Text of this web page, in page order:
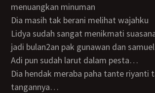
menuangkan minuman
Dia masih tak berani melihat wajahku
Lidya sudah sangat menikmati suasana payudaranya
jadi bulan2an pak gunawan dan samuel
Adi pun sudah larut dalam pesta…
Dia hendak meraba paha tante riyanti tapi gw pukul
tangannya…